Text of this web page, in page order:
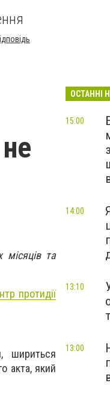
місяців та
протидії
шириться
акта, який
ОСТАННІ
15:00
14:00
13:10
13:00